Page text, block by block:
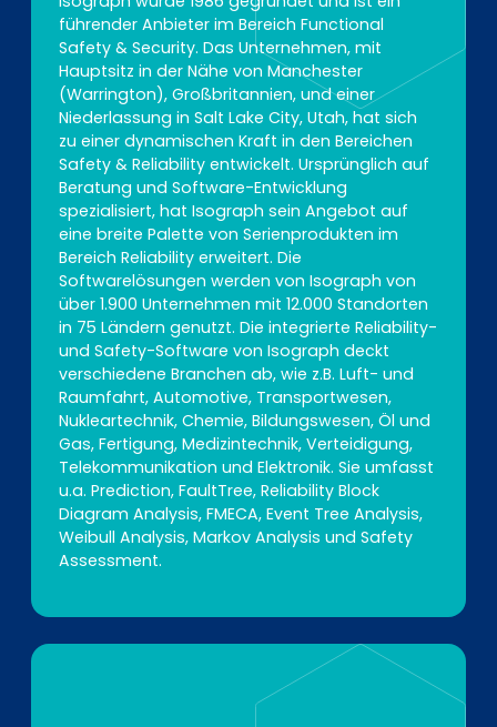
führender Anbieter im Bereich Functional
Safety & Security. Das Unternehmen, mit
Hauptsitz in der Nähe von Manchester
(Warrington), Großbritannien, und einer
Niederlassung in Salt Lake City, Utah, hat sich
zu einer dynamischen Kraft in den Bereichen
Safety & Reliability entwickelt. Ursprünglich auf
Beratung und Software-Entwicklung
spezialisiert, hat Isograph sein Angebot auf
eine breite Palette von Serienprodukten im
Bereich Reliability erweitert. Die
Softwarelösungen werden von Isograph von
über 1.900 Unternehmen mit 12.000 Standorten
in 75 Ländern genutzt. Die integrierte Reliability-
und Safety-Software von Isograph deckt
verschiedene Branchen ab, wie z.B. Luft- und
Raumfahrt, Automotive, Transportwesen,
Nukleartechnik, Chemie, Bildungswesen, Öl und
Gas, Fertigung, Medizintechnik, Verteidigung,
Telekommunikation und Elektronik. Sie umfasst
u.a. Prediction, FaultTree, Reliability Block
Diagram Analysis, FMECA, Event Tree Analysis,
Weibull Analysis, Markov Analysis und Safety
Assessment.